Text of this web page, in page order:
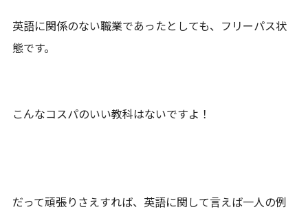
英語に関係のない職業であったとしても、フリーパス状
態です。
こんなコスパのいい教科はないですよ！
だって頑張りさえすれば、英語に関して言えば一人の例